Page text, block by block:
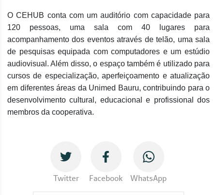
O CEHUB conta com um auditório com capacidade para
120 pessoas, uma sala com 40 lugares para
acompanhamento dos eventos através de telão, uma sala
de pesquisas equipada com computadores e um estúdio
audiovisual. Além disso, o espaço também é utilizado para
cursos de especialização, aperfeiçoamento e atualização
em diferentes áreas da Unimed Bauru, contribuindo para o
desenvolvimento cultural, educacional e profissional dos
membros da cooperativa.
Twitter Facebook WhatsApp